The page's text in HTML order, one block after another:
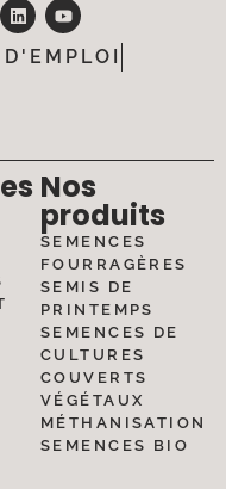
Nos
produits
SEMENCES
FOURRAGÈRES
SEMIS DE
PRINTEMPS
SEMENCES DE
CULTURES
COUVERTS
VÉGÉTAUX
MÉTHANISATION
SEMENCES BIO